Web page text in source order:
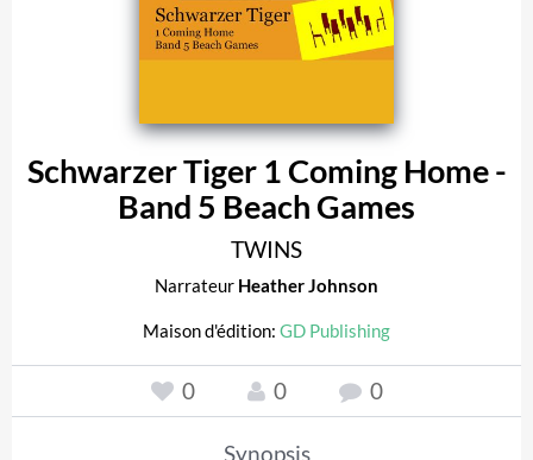
Schwarzer Tiger 1 Coming Home -
Band 5 Beach Games
TWINS
Narrateur Heather Johnson
Maison d'édition: GD Publishing
0 0 0
Synopsis